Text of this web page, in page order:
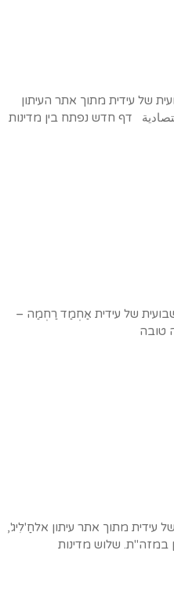
של עידית מתוך אתר העיתון
דף חדש נפתח בין מדינות
של עידית אַחְמַד רַחְמַה –
מתוך אתר עיתון אלחַ'לִיג',
במזה"ת. שלוש מדינות